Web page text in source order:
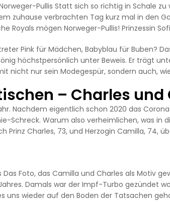
Pullis Statt sich so richtig in Schale
zuhause verbrachten Tag kurz mal in den
Royals mögen Norweger-Pullis! Prinzessin
Pink für Mädchen, Babyblau für Buben?
höchstpersönlich unter Beweis. Er trägt
nicht nur sein Modegespür, sondern auch,
– Charles
Nachdem eigentlich schon 2020 das
Schreck. Warum also verheimlichen, was in
Prinz Charles, 73, und Herzogin Camilla, 74,
Das Foto, das Camilla und Charles als Motiv
Damals war der Impf-Turbo gezündet
uns wieder auf den Boden der Tatsachen